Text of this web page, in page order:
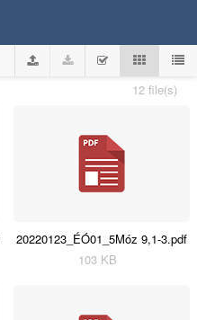
12 file(s)
20220123_ÉÓ01_5Móz 9,1-3.pdf
103 KB